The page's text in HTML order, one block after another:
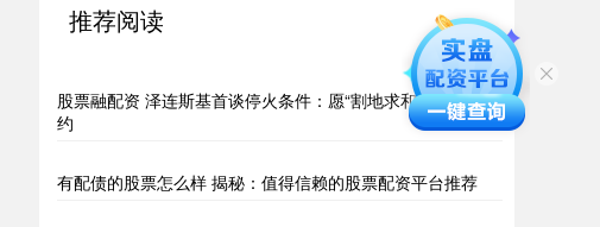
推荐阅读
股票融配资 泽连斯基首谈停火条件：愿“割地求和”换加入北
约
有配债的股票怎么样 揭秘：值得信赖的股票配资平台推荐